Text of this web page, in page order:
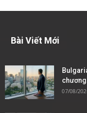
Bài Viết Mới
07/08/